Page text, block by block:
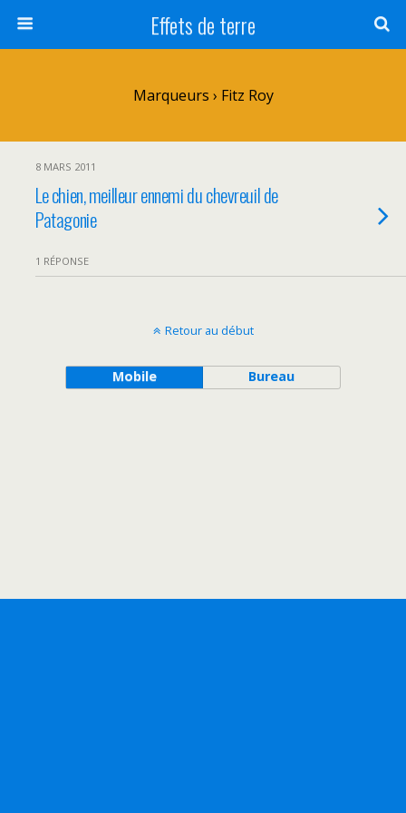
Effets de terre
Marqueurs › Fitz Roy
8 MARS 2011
Le chien, meilleur ennemi du chevreuil de
Patagonie
1 RÉPONSE
Retour au début
Mobile Bureau